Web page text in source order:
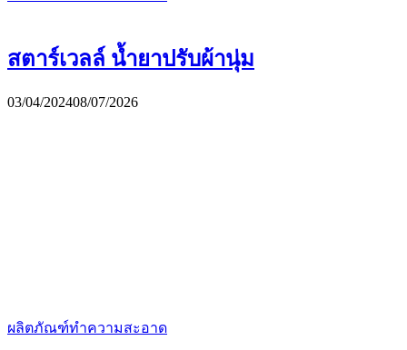
สตาร์เวลล์ น้ำยาปรับผ้านุ่ม
03/04/202408/07/2026
ผลิตภัณฑ์ทำความสะอาด